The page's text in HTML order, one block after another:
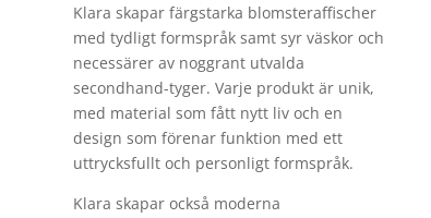
Klara skapar färgstarka blomsteraffischer
med tydligt formspråk samt syr väskor och
necessärer av noggrant utvalda
secondhand-tyger. Varje produkt är unik,
med material som fått nytt liv och en
design som förenar funktion med ett
uttrycksfullt och personligt formspråk.
Klara skapar också moderna